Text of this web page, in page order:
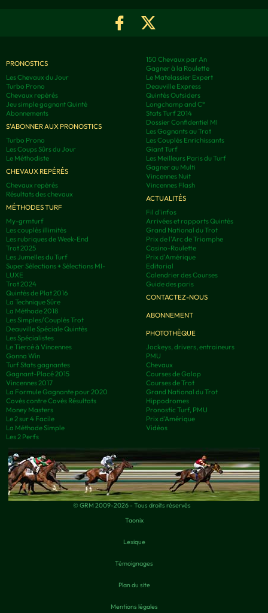
PRONOSTICS
Les Chevaux du Jour
Turbo Prono
Chevaux repérés
Jeu simple gagnant Quinté
Abonnements
S'ABONNER AUX PRONOSTICS
Turbo Prono
Les Coups Sûrs du Jour
Le Méthodiste
CHEVAUX REPÉRÉS
Chevaux repérés
Résultats des chevaux
MÉTHODES TURF
My-grmturf
Les couplés illimités
Les rubriques de Week-End
Trot 2025
Les Jumelles du Turf
Super Sélections + Sélections MI-
LUXE
Trot 2024
Quintés de Plat 2016
La Technique Sûre
La Méthode 2018
Les Simples/Couplés Trot
Deauville Spéciale Quintés
Les Spécialistes
Le Tiercé à Vincennes
Gonna Win
Turf Stats gagnantes
Gagnant-Placé 2015
Vincennes 2017
La Formule Gagnante pour 2020
Covès contre Covès Résultats
Money Masters
Le 2 sur 4 Facile
La Méthode Simple
Les 2 Perfs
150 Chevaux par An
Gagner à la Roulette
Le Matelassier Expert
Deauville Express
Quintés Outsiders
Longchamp and C°
Stats Turf 2014
Dossier Confidentiel MI
Les Gagnants au Trot
Les Couplés Enrichissants
Giant Turf
Les Meilleurs Paris du Turf
Gagner au Multi
Vincennes Nuit
Vincennes Flash
ACTUALITÉS
Fil d'infos
Arrivées et rapports Quintés
Grand National du Trot
Prix de l'Arc de Triomphe
Casino-Roulette
Prix d'Amérique
Editorial
Calendrier des Courses
Guide des paris
CONTACTEZ-NOUS
ABONNEMENT
PHOTOTHÈQUE
Jockeys, drivers, entraineurs
PMU
Chevaux
Courses de Galop
Courses de Trot
Grand National du Trot
Hippodromes
Pronostic Turf, PMU
Prix d’Amérique
Vidéos
© GRM 2009-2026 - Tous droits réservés
Taonix
Lexique
Témoignages
Plan du site
Mentions légales